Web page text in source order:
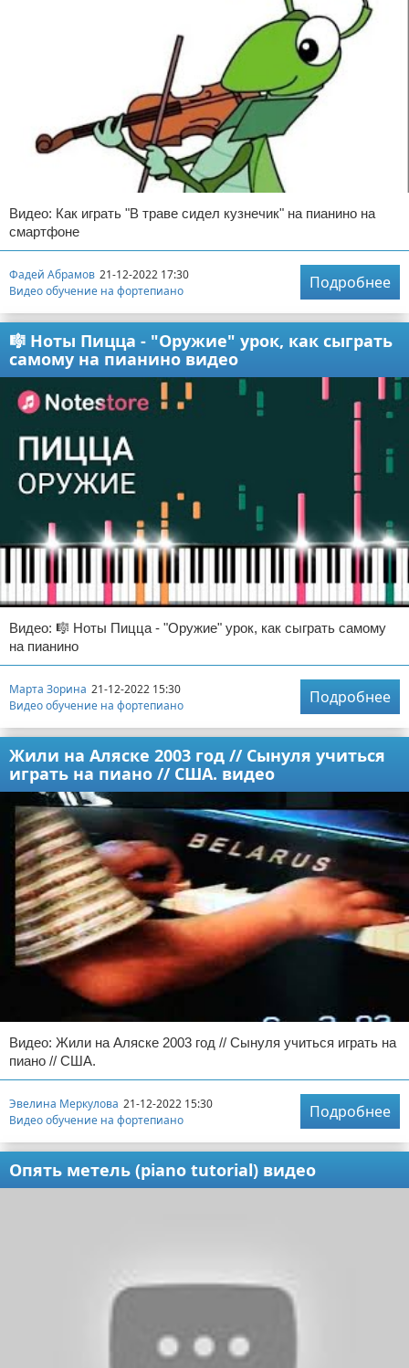
Видео: Как играть "В траве сидел кузнечик" на пианино на
смартфоне
Фадей Абрамов 21-12-2022 17:30
Видео обучение на фортепиано
Подробнее
🎼 Ноты Пицца - "Оружие" урок, как сыграть
самому на пианино видео
Видео: 🎼 Ноты Пицца - "Оружие" урок, как сыграть самому
на пианино
Марта Зорина 21-12-2022 15:30
Видео обучение на фортепиано
Подробнее
Жили на Аляске 2003 год // Сынуля учиться
играть на пиано // США. видео
Видео: Жили на Аляске 2003 год // Сынуля учиться играть на
пиано // США.
Эвелина Меркулова 21-12-2022 15:30
Видео обучение на фортепиано
Подробнее
Опять метель (piano tutorial) видео